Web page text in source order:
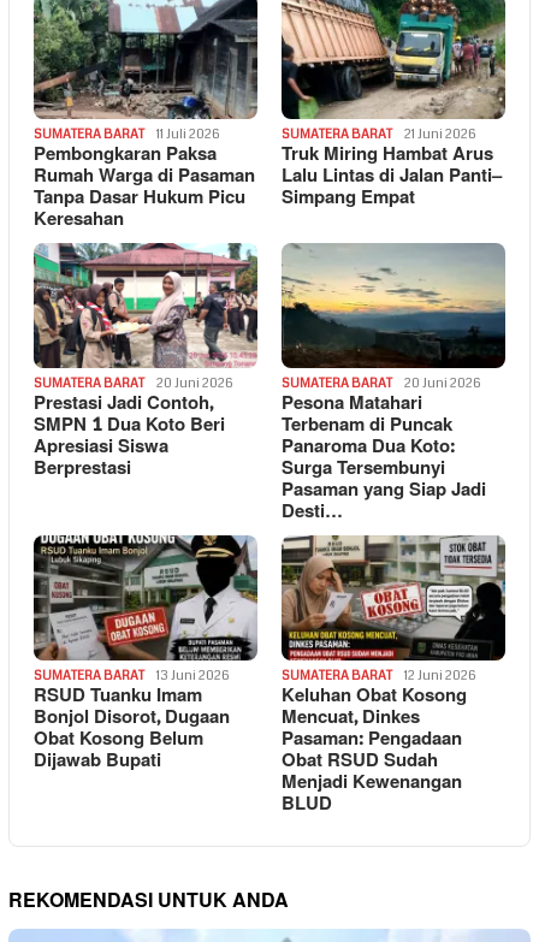
SUMATERA BARAT 11 Juli 2026
Pembongkaran Paksa
Rumah Warga di Pasaman
Tanpa Dasar Hukum Picu
Keresahan
SUMATERA BARAT 21 Juni 2026
Truk Miring Hambat Arus
Lalu Lintas di Jalan Panti–
Simpang Empat
SUMATERA BARAT 20 Juni 2026
Prestasi Jadi Contoh,
SMPN 1 Dua Koto Beri
Apresiasi Siswa
Berprestasi
SUMATERA BARAT 20 Juni 2026
Pesona Matahari
Terbenam di Puncak
Panaroma Dua Koto:
Surga Tersembunyi
Pasaman yang Siap Jadi
Desti…
SUMATERA BARAT 13 Juni 2026
RSUD Tuanku Imam
Bonjol Disorot, Dugaan
Obat Kosong Belum
Dijawab Bupati
SUMATERA BARAT 12 Juni 2026
Keluhan Obat Kosong
Mencuat, Dinkes
Pasaman: Pengadaan
Obat RSUD Sudah
Menjadi Kewenangan
BLUD
REKOMENDASI UNTUK ANDA